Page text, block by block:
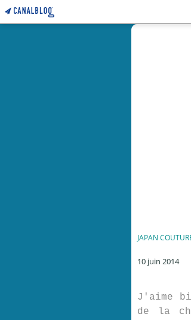
JAPAN
10 juin 2014
J'aime
de la